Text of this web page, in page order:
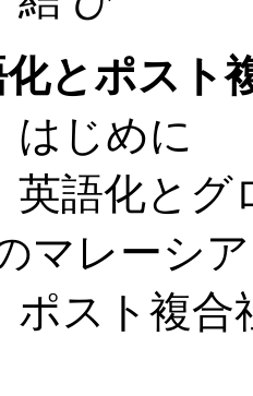
とポスト
めに
グロー
マレーシア
合社会